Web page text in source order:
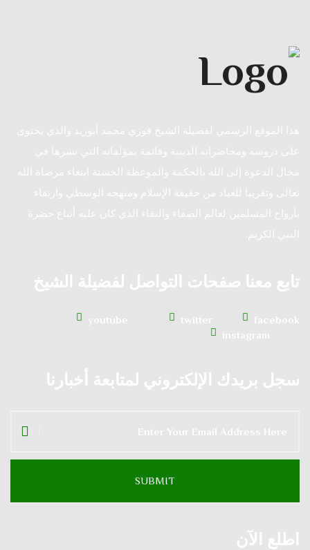
هذا الموقع الرسمي لفضيلة الشيخ فوزي محمد أبوزيد والذي يحتوى
على دروسه ومحاضراته الدينية وقائمة بمؤلفاته التي نشرها في
مجال الدعوة إلى الله بالحكمة والموعظة الحسنة ابتغاء مرضاة الله
تعالى وتقريبا للعباد من حقيقة الإسلام ومنهجه الوسطي وارتقاء
بأرواح المسلمين لعالم الصفاء والنقاء الذي كان عليه أتباع حضرة
النبي الكريم.
تابع معنا صفحات التواصل لفضيلة الشيخ
facebook
twitter
youtube
instagram
سجل بريدك الإلكتروني لمتابعة أخبارنا
اطلع الآن